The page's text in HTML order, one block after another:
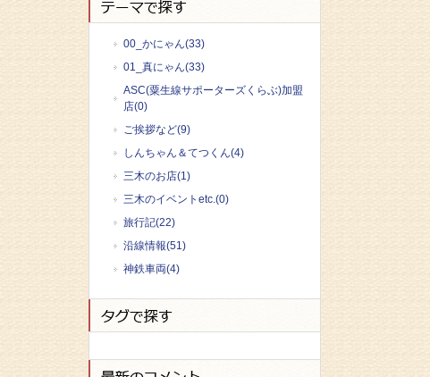
00_かにゃん(33)
01_真にゃん(33)
ASC(粟生線サポーターズくらぶ)加盟
店(0)
ご挨拶など(9)
しんちゃん＆てつくん(4)
三木のお店(1)
三木のイベントetc.(0)
旅行記(22)
沿線情報(51)
神鉄車両(4)